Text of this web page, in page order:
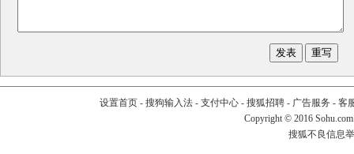
设置首页- 搜狗输入法- 支付中心- 搜狐招聘- 广告服务 - 客
Copyright © 2016
搜狐不良信息